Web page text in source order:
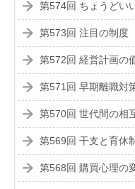
第574回 ちょうどい
第573回 注目の制度
第572回 経営計画の
第571回 早期離職対
第570回 世代間の相
第569回 干支と育休
第568回 購買心理の